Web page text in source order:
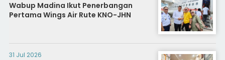
Wabup Madina Ikut Penerbangan
Pertama Wings Air Rute KNO-JHN
31 Jul 2026